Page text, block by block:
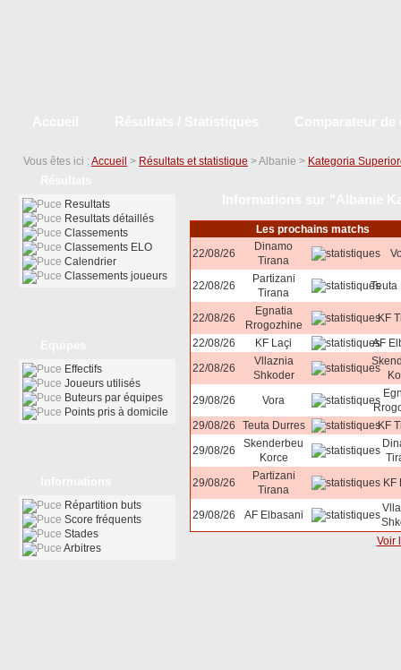
Vous êtes ici : Accueil > Résultats et statistique > Albanie > Kategoria
Les prochains matchs
22/08/26
Dinamo
Tirana
22/08/26
Partizani
Tirana
Teuta
22/08/26
Egnatia
Rrogozhine
KF
22/08/26
KF Laçi
AF
22/08/26
Vllaznia
Shkoder
29/08/26
Vora
29/08/26
Teuta Durres
KF
29/08/26
Skenderbeu
Korce
29/08/26
Partizani
Tirana
KF
29/08/26 AF Elbasani
Voir
Resultats
Resultats détaillés
Classements
Classements ELO
Calendrier
Classements joueurs
Effectifs
Joueurs utilisés
Buteurs par équipes
Points pris à domicile
Répartition buts
Score fréquents
Stades
Arbitres